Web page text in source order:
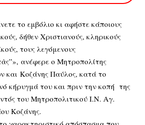
το εμβόλιο κι αφήστε κάποιους
δήθεν Χριστιανούς, κληρικούς
τους λεγόμενους
ανέφερε ο Μητροπολίτης
και Κοζάνης Παύλος, κατά το
κήρυγμά του και πριν την κοπή της
του Μητροπολιτικού Ι.Ν. Αγ.
Κοζάνης.